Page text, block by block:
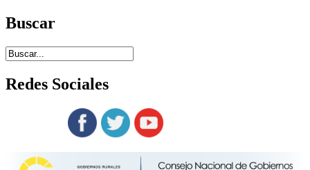
Buscar
Redes Sociales